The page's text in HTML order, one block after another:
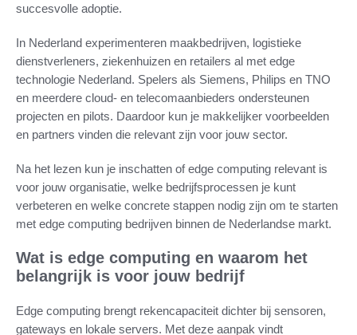
succesvolle adoptie.
In Nederland experimenteren maakbedrijven, logistieke
dienstverleners, ziekenhuizen en retailers al met edge
technologie Nederland. Spelers als Siemens, Philips en TNO
en meerdere cloud- en telecomaanbieders ondersteunen
projecten en pilots. Daardoor kun je makkelijker voorbeelden
en partners vinden die relevant zijn voor jouw sector.
Na het lezen kun je inschatten of edge computing relevant is
voor jouw organisatie, welke bedrijfsprocessen je kunt
verbeteren en welke concrete stappen nodig zijn om te starten
met edge computing bedrijven binnen de Nederlandse markt.
Wat is edge computing en waarom het
belangrijk is voor jouw bedrijf
Edge computing brengt rekencapaciteit dichter bij sensoren,
gateways en lokale servers. Met deze aanpak vindt